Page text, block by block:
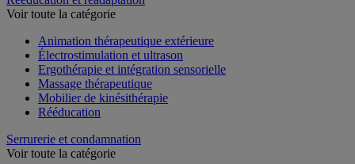
Voir toute la catégorie
Animation thérapeutique extérieure
Électrostimulation et ultrason
Ergothérapie et intégration sensorielle
Massage thérapeutique
Mobilier de kinésithérapie
Rééducation
Serrurerie et condamnation
Voir toute la catégorie